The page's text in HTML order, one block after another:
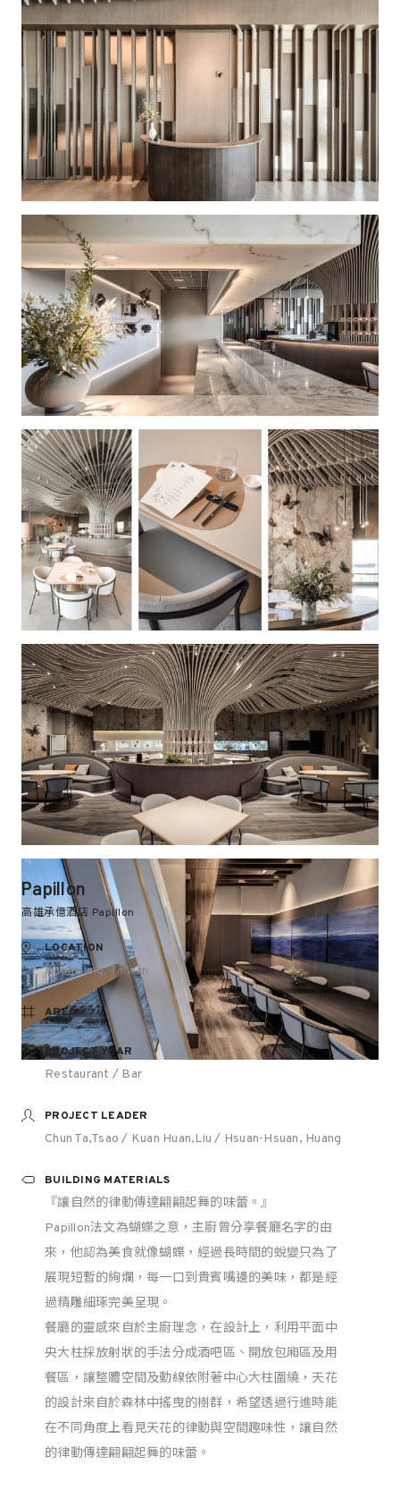
Papillon
高雄承億酒店 Papillon
LOCATION
Kaohsiung, Taiwan
AREA
PROJECT YEAR
Restaurant / Bar
PROJECT LEADER
Chun Ta,Tsao / Kuan Huan,Liu / Hsuan-Hsuan, Huang
BUILDING MATERIALS
『讓自然的律動傳達翩翩起舞的味蕾。』
Papillon法文為蝴蝶之意，主廚曾分享餐廳名字的由
來，他認為美食就像蝴蝶，經過長時間的蛻變只為了
展現短暫的絢爛，每一口到貴賓嘴邊的美味，都是經
過精雕細琢完美呈現。
餐廳的靈感來自於主廚理念，在設計上，利用平面中
央大柱採放射狀的手法分成酒吧區、開放包廂區及用
餐區，讓整體空間及動線依附著中心大柱圍繞，天花
的設計來自於森林中搖曳的樹群，希望透過行進時能
在不同角度上看見天花的律動與空間趣味性，讓自然
的律動傳達翩翩起舞的味蕾。